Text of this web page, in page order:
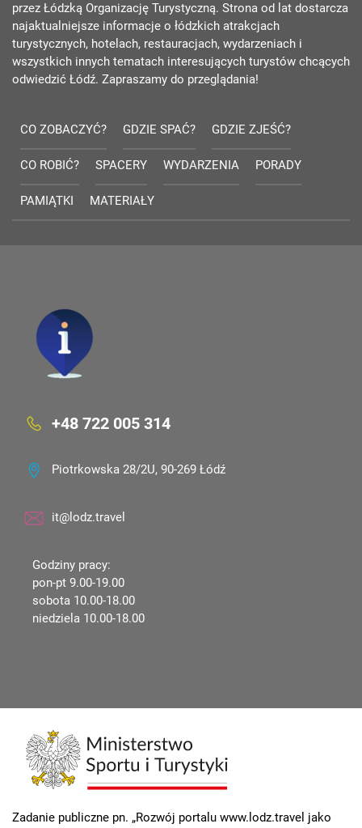
przez Łódzką Organizację Turystyczną. Strona od lat dostarcza
najaktualniejsze informacje o łódzkich atrakcjach
turystycznych, hotelach, restauracjach, wydarzeniach i
wszystkich innych tematach interesujących turystów chcących
odwiedzić Łódź. Zapraszamy do przeglądania!
CO ZOBACZYĆ? GDZIE SPAĆ? GDZIE ZJEŚĆ?
CO ROBIĆ? SPACERY WYDARZENIA PORADY
PAMIĄTKI MATERIAŁY
+48 722 005 314
Piotrkowska 28/2U, 90-269 Łódź
it@lodz.travel
Godziny pracy:
pon-pt 9.00-19.00
sobota 10.00-18.00
niedziela 10.00-18.00
Zadanie publiczne pn. „Rozwój portalu www.lodz.travel jako